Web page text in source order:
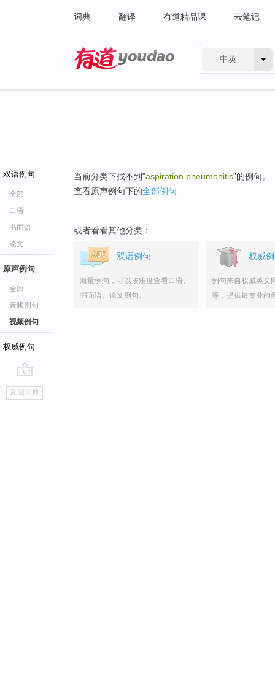
词典 翻译 有道精品课 云笔记
中英
双语例句
全部
口语
书面语
论文
原声例句
全部
音频例句
视频例句
权威例句
go
top
返回词典
当前分类下找不到"aspiration pneumonitis"的例句。
查看原声例句下的全部例句
或者看看其他分类：
双语例句
海量例句，可以按难度查看口语、
书面语、论文例句。
权威
例句来自权威英文
等，提供最专业的